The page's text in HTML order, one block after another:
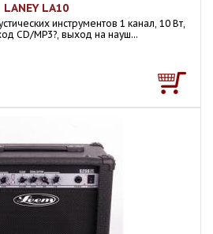
LANEY LA10
инструментов 1 канал, 10 Вт,
CD/MP3?, выход на науш...